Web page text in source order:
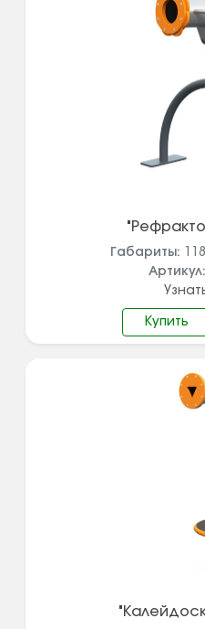
Габариты:
Артикул:
Купить